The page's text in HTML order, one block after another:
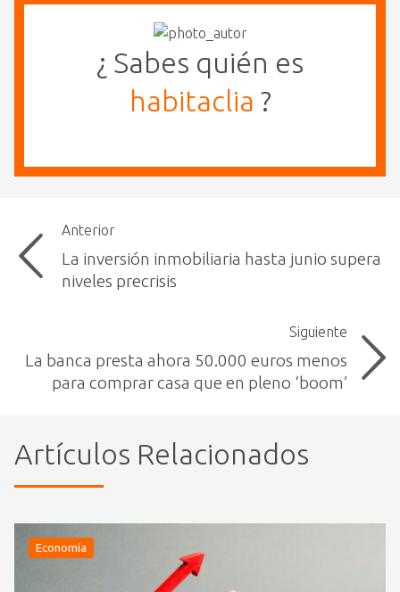
¿ Sabes quién es
habitaclia ?
Anterior
La inversión inmobiliaria hasta junio supera
niveles precrisis
Siguiente
La banca presta ahora 50.000 euros menos
para comprar casa que en pleno ‘boom’
Artículos Relacionados
Economía